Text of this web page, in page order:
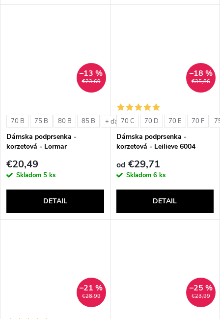
€23,69
–13 %
70 B 75 B 80 B 85 B + ďalšie
Dámska podprsenka -
korzetová - Lormar
€20,49
Skladom 5 ks
DETAIL
€35,86
–18 %
70 C 70 D 70 E 70 F
Dámska podprsenka -
korzetová - Leilieve 6004
od €29,71
Skladom 6 ks
DETAIL
€28,99
–21 %
€23,99
–25 %